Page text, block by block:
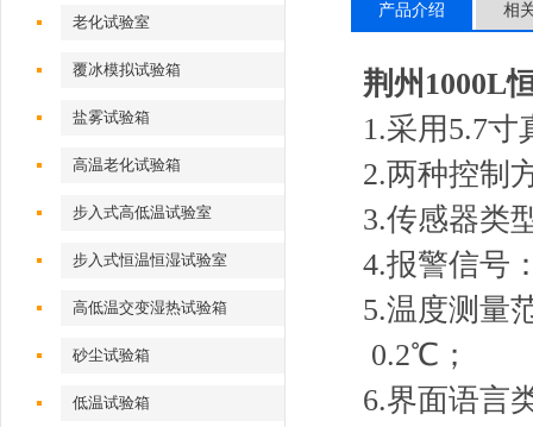
老化试验室
覆冰模拟试验箱
盐雾试验箱
高温老化试验箱
步入式高低温试验室
步入式恒温恒湿试验室
高低温交变湿热试验箱
砂尘试验箱
低温试验箱
产品介绍 相
荆州1000L
1.采用5.7
2.两种控制
3.传感器类
4.报警信号
5.温度测量
0.2℃；
6.界面语言